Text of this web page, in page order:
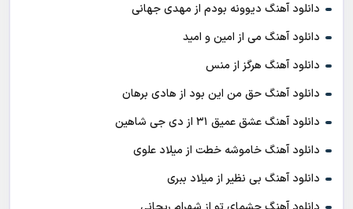
دانلود آهنگ دیوونه بودم از مهدی جهانی
دانلود آهنگ می از امین و امید
دانلود آهنگ هرگز از منس
دانلود آهنگ حق من این بود از هادی برهان
دانلود آهنگ عشق عمیق ۳۱ از دی جی شاهین
دانلود آهنگ خاموشه خطت از میلاد علوی
دانلود آهنگ بی نظیر از میلاد ببری